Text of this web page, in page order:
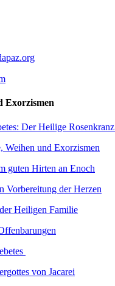
Exorzismen
Der Heilige Rosenkranz
Weihen und Exorzismen
guten Hirten an Enoch
Vorbereitung der Herzen
Heiligen Familie
von Jacarei